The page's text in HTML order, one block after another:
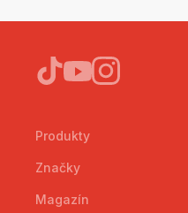
Produkty
Značky
Magazín